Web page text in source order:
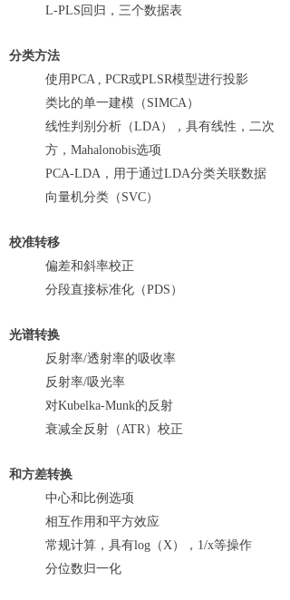
L-PLS回归，三个数据表
分类方法
使用PCA , PCR或PLSR模型进行投影
类比的单一建模（SIMCA）
线性判别分析（LDA），具有线性，二次
方，Mahalonobis选项
PCA-LDA，用于通过LDA分类关联数据
向量机分类（SVC）
校准转移
偏差和斜率校正
分段直接标准化（PDS）
光谱转换
反射率/透射率的吸收率
反射率/吸光率
对Kubelka-Munk的反射
衰减全反射（ATR）校正
和方差转换
中心和比例选项
相互作用和平方效应
常规计算，具有log（X），1/x等操作
分位数归一化